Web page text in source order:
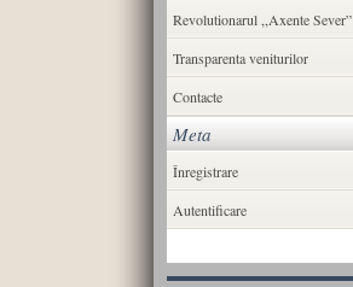
Revolutionarul ,,Axente Sever”
Transparenta veniturilor
Contacte
Meta
Înregistrare
Autentificare